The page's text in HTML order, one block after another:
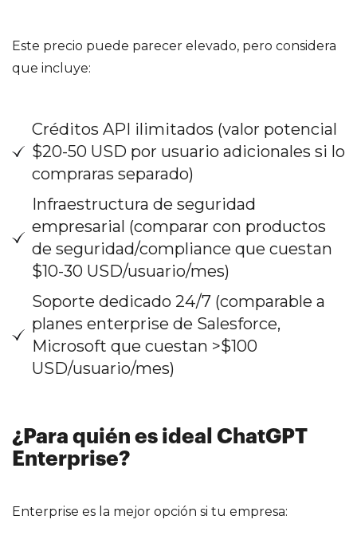
Este precio puede parecer elevado, pero considera
que incluye:
Créditos API ilimitados (valor potencial
$20-50 USD por usuario adicionales si lo
compraras separado)
Infraestructura de seguridad
empresarial (comparar con productos
de seguridad/compliance que cuestan
$10-30 USD/usuario/mes)
Soporte dedicado 24/7 (comparable a
planes enterprise de Salesforce,
Microsoft que cuestan >$100
USD/usuario/mes)
¿Para quién es ideal ChatGPT
Enterprise?
Enterprise es la mejor opción si tu empresa: